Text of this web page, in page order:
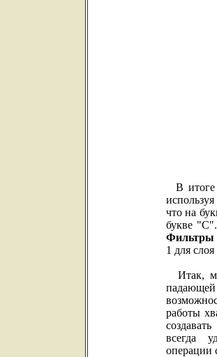
В итоге
что на
букве
Фильтры
1 для
Итак,
работы
всегда
операции